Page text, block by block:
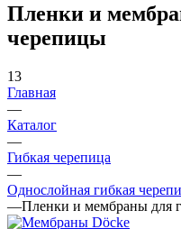
Пленки и
черепицы
13
Главная
—
Каталог
—
Гибкая черепица
—
Однослойная гибкая
—Пленки и мембраны для